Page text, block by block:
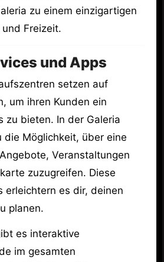
zu einem einzigartigen
Freizeit.
und Apps
setzen auf
um ihren Kunden ein
zu bieten. In der Galeria
die Möglichkeit, über eine
Veranstaltungen
zuzugreifen. Diese
erleichtern es dir, deinen
planen.
es interaktive
im gesamten